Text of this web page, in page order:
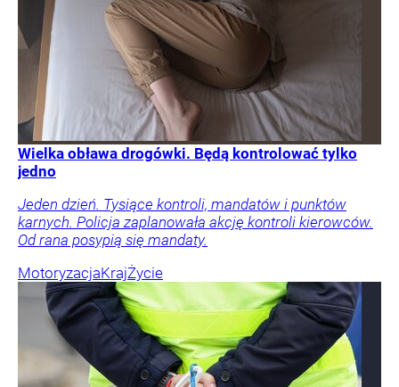
Wielka obława drogówki. Będą kontrolować tylko
jedno
Jeden dzień. Tysiące kontroli, mandatów i punktów
karnych. Policja zaplanowała akcję kontroli kierowców.
Od rana posypią się mandaty.
MotoryzacjaKrajŻycie